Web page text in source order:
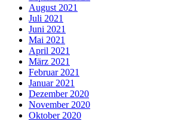
August 2021
Juli 2021
Juni 2021
Mai 2021
April 2021
März 2021
Februar 2021
Januar 2021
Dezember 2020
November 2020
Oktober 2020